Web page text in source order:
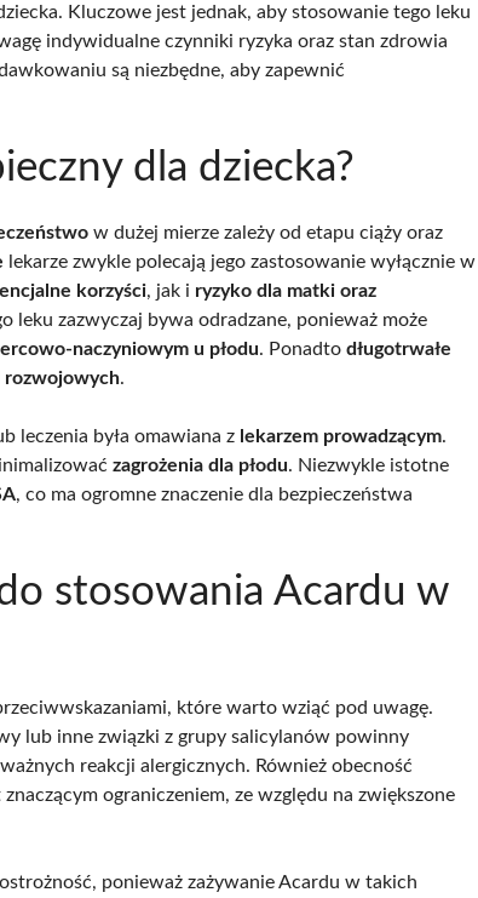
Kluczowe jest jednak, aby stosowanie tego leku
indywidualne czynniki ryzyka oraz stan zdrowia
są niezbędne, aby zapewnić
dla dziecka?
w dużej mierze zależy od etapu ciąży oraz
lekarze zwykle polecają jego zastosowanie wyłącznie w
korzyści, jak i ryzyko dla matki oraz
leku zazwyczaj bywa odradzane, ponieważ może
naczyniowym u płodu. Ponadto długotrwałe
rozwojowych.
leczenia była omawiana z lekarzem prowadzącym.
zagrożenia dla płodu. Niezwykle istotne
, co ma ogromne znaczenie dla bezpieczeństwa
stosowania Acardu w
które warto wziąć pod uwagę.
lub inne związki z grupy salicylanów powinny
reakcji alergicznych. Również obecność
ograniczeniem, ze względu na zwiększone
ponieważ zażywanie Acardu w takich